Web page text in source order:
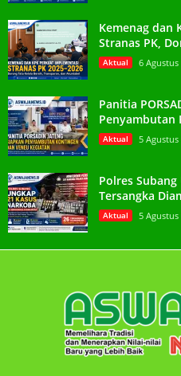
Kemenag dan
Stranas PK,
Aktual 6 Agustus
Panitia
Penyambutan
Aktual 5 Agustus
Polres
Tersangka
Aktual 5 Agustus